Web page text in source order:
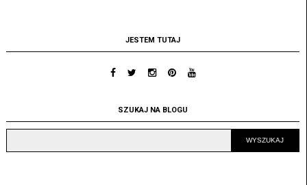
JESTEM TUTAJ
SZUKAJ NA BLOGU